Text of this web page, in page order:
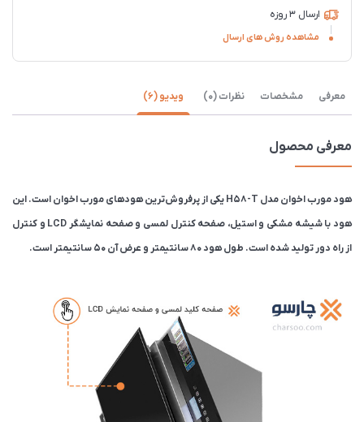
ارسال 3 روزه
مشاهده روش های ارسال
معرفی مشخصات نظرات (0) ویدیو (6)
معرفی محصول
هود مورب اخوان مدل H58-T یکی از پرفروش‌ترین هودهای مورب اخوان است‌. این
هود با شیشه مشکی و استیل، صفحه کنترل لمسی و صفحه نمایشگر LCD و کنترل
از راه دور تولید شده است. طول هود 80 سانتیمتر و عرض آن 50 سانتیمتر است.